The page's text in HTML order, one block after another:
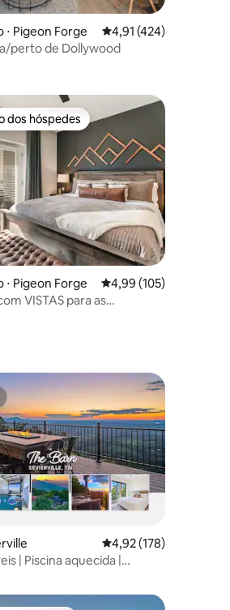
de 5, 132 avaliações
Pigeon Forge 4,91 de uma avaliação
4,91 (424)
perto de Dollywood
de 5, 245 avaliações
preferidos dos hóspedes
dos hóspedes
Pigeon Forge 4,99 de uma avaliação
4,99 (105)
VISTAS para as
de 5, 138 avaliações4,92 de uma avaliação
4,92 (178)
| Piscina aquecida |